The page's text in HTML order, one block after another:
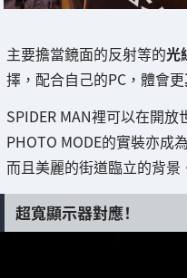
主要擔當鏡面的反射等的光
擇，配合自己的PC，體會更
SPIDER MAN裡可以在開
PHOTO MODE的實裝亦成
而且美麗的街道臨立的背景
超寬顯示器對應！